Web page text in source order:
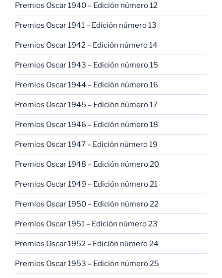
Premios Oscar 1940 – Edición número 12
Premios Oscar 1941 – Edición número 13
Premios Oscar 1942 – Edición número 14
Premios Oscar 1943 – Edición número 15
Premios Oscar 1944 – Edición número 16
Premios Oscar 1945 – Edición número 17
Premios Oscar 1946 – Edición número 18
Premios Oscar 1947 – Edición número 19
Premios Oscar 1948 – Edición número 20
Premios Oscar 1949 – Edición número 21
Premios Oscar 1950 – Edición número 22
Premios Oscar 1951 – Edición número 23
Premios Oscar 1952 – Edición número 24
Premios Oscar 1953 – Edición número 25